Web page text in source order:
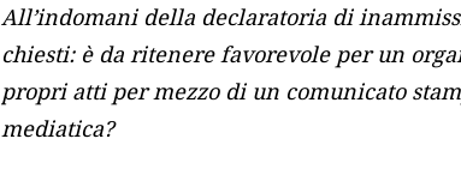
All’indomani della declaratoria di
chiesti: è da ritenere favorevole per un
propri atti per mezzo di un comunicato
mediatica?